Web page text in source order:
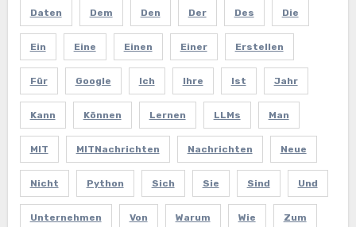
Daten Dem Den Der Des Die
Ein Eine Einen Einer Erstellen
Für Google Ich Ihre Ist Jahr
Kann Können Lernen LLMs Man
MIT MITNachrichten Nachrichten Neue
Nicht Python Sich Sie Sind Und
Unternehmen Von Warum Wie Zum